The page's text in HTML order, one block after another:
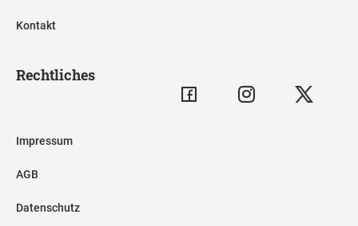
Kontakt
Rechtliches
Impressum
AGB
Datenschutz